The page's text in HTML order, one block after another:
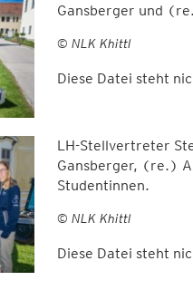
Gansberger und
© NLK Khittl
Diese Datei steht
LH-Stellvertreter
Gansberger, (re.)
Studentinnen.
© NLK Khittl
Diese Datei steht